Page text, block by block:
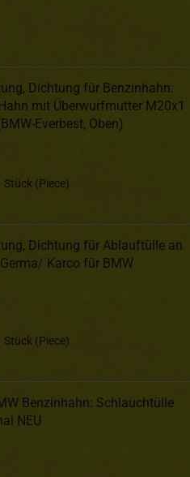
Dichtung für Benzinhahn:
mit Überwurfmutter M20x1
Everbest, Oben)
(Piece)
Dichtung für Ablauftülle an
Karco für BMW
(Piece)
Benzinhahn: Schlauchtülle
NEU